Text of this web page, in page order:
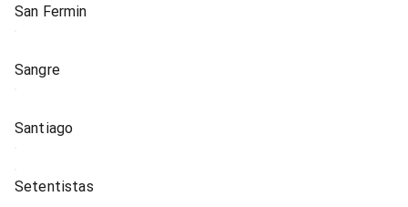
San Fermin
Sangre
Santiago
Setentistas